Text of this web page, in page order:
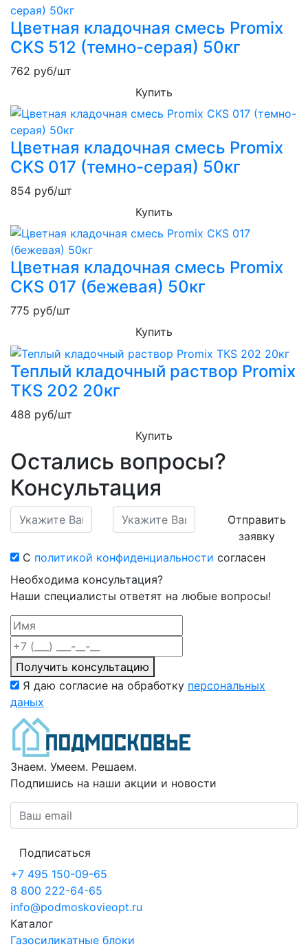
Цветная кладочная смесь Promix
CKS 512 (темно-серая) 50кг
762 руб/шт
Купить
Цветная кладочная смесь Promix
CKS 017 (темно-серая) 50кг
854 руб/шт
Купить
Цветная кладочная смесь Promix
CKS 017 (бежевая) 50кг
775 руб/шт
Купить
Теплый кладочный раствор Promix
ТКS 202 20кг
488 руб/шт
Купить
Остались вопросы?
Консультация
Отправить
заявку
С политикой конфиденциальности согласен
Необходима консультация?
Наши специалисты ответят на любые вопросы!
Получить консультацию
Я даю согласие на обработку персональных
даных
Знаем. Умеем. Решаем.
Подпишись на наши акции и новости
Подписаться
+7 495 150-09-65
8 800 222-64-65
info@podmoskovieopt.ru
Каталог
Газосиликатные блоки